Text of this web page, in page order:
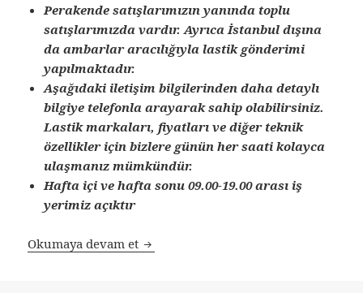
Perakende satışlarımızın yanında toplu
satışlarımızda vardır. Ayrıca İstanbul dışına
da ambarlar aracılığıyla lastik gönderimi
yapılmaktadır.
Aşağıdaki iletişim bilgilerinden daha detaylı
bilgiye telefonla arayarak sahip olabilirsiniz.
Lastik markaları, fiyatları ve diğer teknik
özellikler için bizlere günün her saati kolayca
ulaşmanız mümkündür.
Hafta içi ve hafta sonu 09.00-19.00 arası iş
yerimiz açıktır
Okumaya devam et SATILIK 700-16 İKİNCİ EL ÇIKMA